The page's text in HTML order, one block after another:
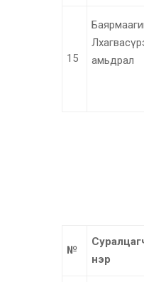
15
амьдрал
№
нэр